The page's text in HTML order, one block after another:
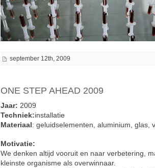
september 12th, 2009
ONE STEP AHEAD 2009
Jaar: 2009
Techniek:installatie
Materiaal : geluidselementen, aluminium, glas,
Motivatie:
We denken altijd vooruit en naar verbetering,
kleinste organisme als overwinnaar.